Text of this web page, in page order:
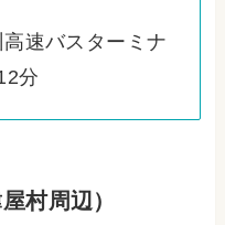
速バスターミナ
分
村周辺）